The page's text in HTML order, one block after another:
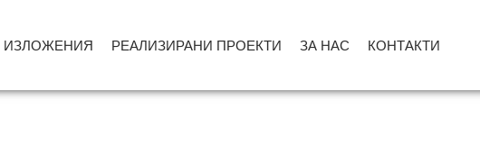
ИЗЛОЖЕНИЯ РЕАЛИЗИРАНИ ПРОЕКТИ ЗА НАС КОНТАКТИ